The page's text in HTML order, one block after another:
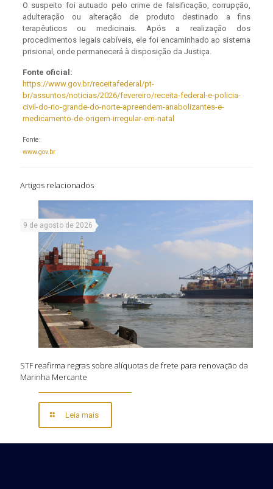
O suspeito foi autuado pelo crime de falsificação, corrupção,
adulteração ou alteração de produto destinado a fins
terapêuticos ou medicinais. Após a realização dos
procedimentos legais cabíveis, ele foi encaminhado ao sistema
prisional, onde permanecerá à disposição da Justiça.
Fonte oficial:
https://www.gov.br/receitafederal/pt-
br/assuntos/noticias/2026/fevereiro/receita-federal-e-policia-
civil-do-rio-grande-do-norte-apreendem-anabolizantes-e-
medicamento-de-origem-irregular-em-natal
Fonte:
www.gov.br
Artigos relacionados
9 de agosto de 2026
STF reafirma regras sobre alíquotas de frete para renovação da
Marinha Mercante
Leia mais